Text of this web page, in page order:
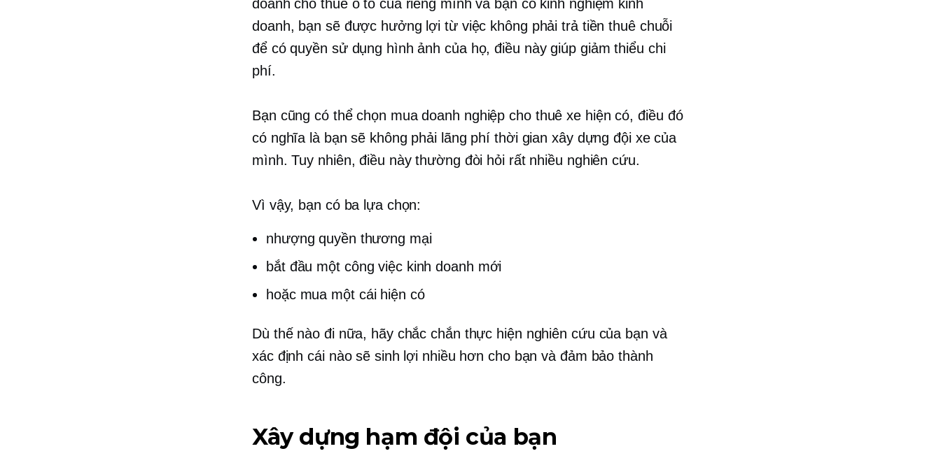
doanh cho thuê ô tô của riêng mình và bạn có kinh nghiệm kinh
doanh, bạn sẽ được hưởng lợi từ việc không phải trả tiền thuê chuỗi
để có quyền sử dụng hình ảnh của họ, điều này giúp giảm thiểu chi
phí.
Bạn cũng có thể chọn mua doanh nghiệp cho thuê xe hiện có, điều đó
có nghĩa là bạn sẽ không phải lãng phí thời gian xây dựng đội xe của
mình. Tuy nhiên, điều này thường đòi hỏi rất nhiều nghiên cứu.
Vì vậy, bạn có ba lựa chọn:
nhượng quyền thương mại
bắt đầu một công việc kinh doanh mới
hoặc mua một cái hiện có
Dù thế nào đi nữa, hãy chắc chắn thực hiện nghiên cứu của bạn và
xác định cái nào sẽ sinh lợi nhiều hơn cho bạn và đảm bảo thành
công.
Xây dựng hạm đội của bạn